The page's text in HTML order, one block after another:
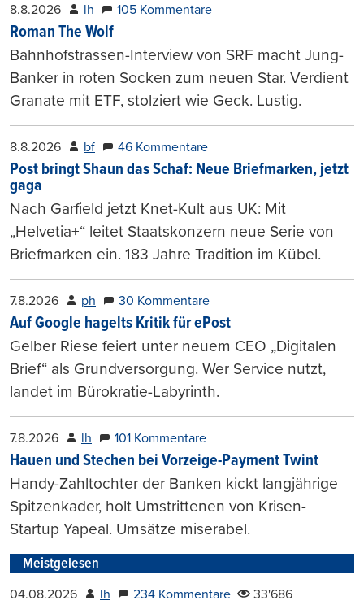
8.8.2026 lh 105 Kommentare
Roman The Wolf
Bahnhofstrassen-Interview von SRF macht Jung-
Banker in roten Socken zum neuen Star. Verdient
Granate mit ETF, stolziert wie Geck. Lustig.
8.8.2026 bf 46 Kommentare
Post bringt Shaun das Schaf: Neue Briefmarken, jetzt
gaga
Nach Garfield jetzt Knet-Kult aus UK: Mit
„Helvetia+“ leitet Staatskonzern neue Serie von
Briefmarken ein. 183 Jahre Tradition im Kübel.
7.8.2026 ph 30 Kommentare
Auf Google hagelts Kritik für ePost
Gelber Riese feiert unter neuem CEO „Digitalen
Brief“ als Grundversorgung. Wer Service nutzt,
landet im Bürokratie-Labyrinth.
7.8.2026 lh 101 Kommentare
Hauen und Stechen bei Vorzeige-Payment Twint
Handy-Zahltochter der Banken kickt langjährige
Spitzenkader, holt Umstrittenen von Krisen-
Startup Yapeal. Umsätze miserabel.
Meistgelesen
04.08.2026 lh 234 Kommentare 33'686